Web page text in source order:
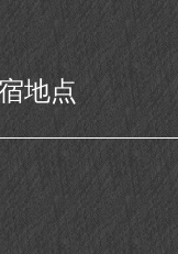
地点